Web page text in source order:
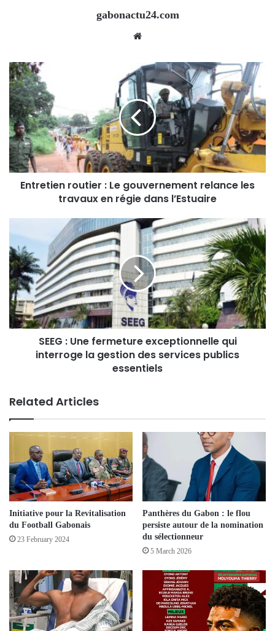
gabonactu24.com
Entretien routier : Le gouvernement relance les
travaux en régie dans l’Estuaire
SEEG : Une fermeture exceptionnelle qui
interroge la gestion des services publics
essentiels
Related Articles
Initiative pour la Revitalisation
du Football Gabonais
23 February 2024
Panthères du Gabon : le flou
persiste autour de la nomination
du sélectionneur
5 March 2026